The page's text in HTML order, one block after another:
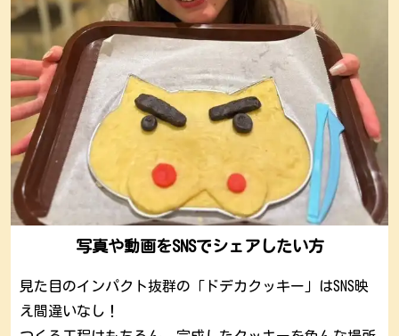
写真や動画をSNSでシェアしたい方
見た目のインパクト抜群の「ドデカクッキー」はSNS映
え間違いなし！